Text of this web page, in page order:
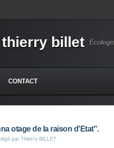
thierry billet
CONTACT
otage de la raison d'Etat".
par Thierry BILLET